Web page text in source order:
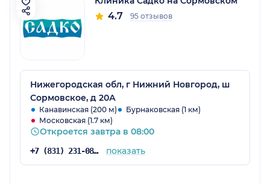
4.7 95 отзывов
Нижегородская обл, г Нижний Новгород, ш
Сормовское, д 20А
Канавинская (200 м)
Бурнаковская (1 км)
Московская (1.7 км)
Откроется завтра в 08:00
+7 (831) 231-08-16 показать